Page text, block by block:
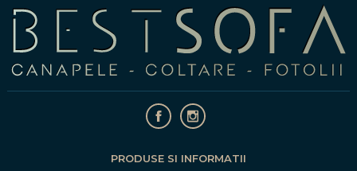
PRODUSE SI INFORMATII